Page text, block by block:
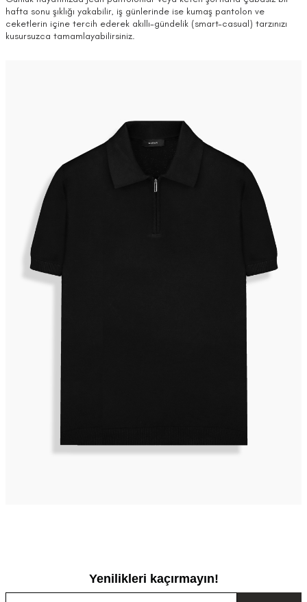
hafta sonu şıklığı yakabilir, iş günlerinde ise kumaş pantolon ve
ceketlerin içine tercih ederek akıllı-gündelik (smart-casual) tarzınızı
kusursuzca tamamlayabilirsiniz.
Yenilikleri kaçırmayın!